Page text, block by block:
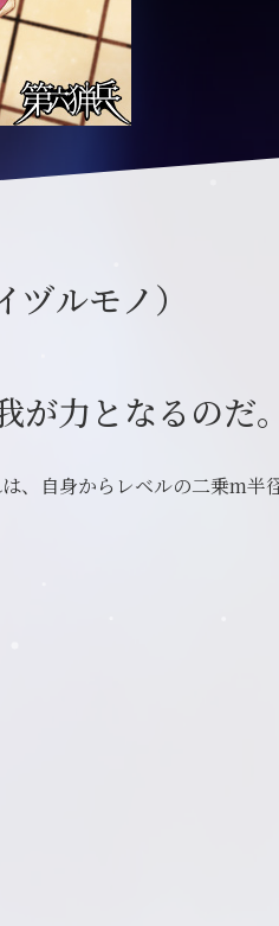
ルモノ）
が力となるのだ
、自身からレベルの二乗m半